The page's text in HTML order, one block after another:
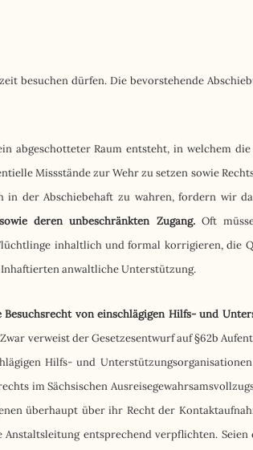
besuchen dürfen. Die bevorstehende
abgeschotteter Raum entsteht, in welchem
Missstände zur Wehr zu setzen sowie
der Abschiebehaft zu wahren, fordern wir
deren unbeschränkten Zugang. Oft
inhaltlich und formal korrigieren, die
anwaltliche Unterstützung.
Besuchsrecht von einschlägigen Hilfs- und
verweist der Gesetzesentwurf auf §62b
Hilfs- und
im Sächsischen
überhaupt über ihr Recht der
entsprechend verpflichten.